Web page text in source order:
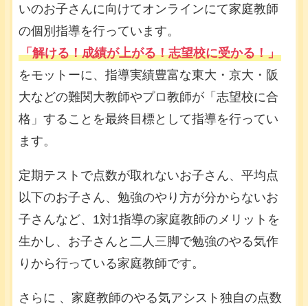
いのお子さんに向けてオンラインにて家庭教師
の個別指導を行っています。
「解ける！成績が上がる！志望校に受かる！」
をモットーに、指導実績豊富な東大・京大・阪
大などの難関大教師やプロ教師が「志望校に合
格」することを最終目標として指導を行ってい
ます。
定期テストで点数が取れないお子さん、平均点
以下のお子さん、勉強のやり方が分からないお
子さんなど、1対1指導の家庭教師のメリットを
生かし、お子さんと二人三脚で勉強のやる気作
りから行っている家庭教師です。
さらに 、家庭教師のやる気アシスト独自の点数